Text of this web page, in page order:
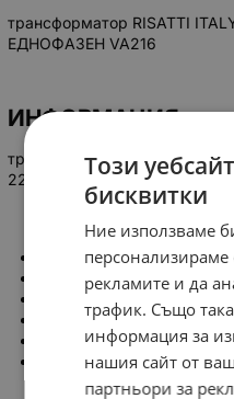
трансформатор RISATTI
ЕДНОФАЗЕН VA216
ИНФОРМАЦИЯ
трансформатор RISATTI
220В -
Winding Group
Terminals
Voltage Description
Group 1
42V (Center-tapped at
terminal 4)
Този
бисквитки
Ние използваме
рекламите и да
трафик. Също
информация за
нашия сайт от
партньори за